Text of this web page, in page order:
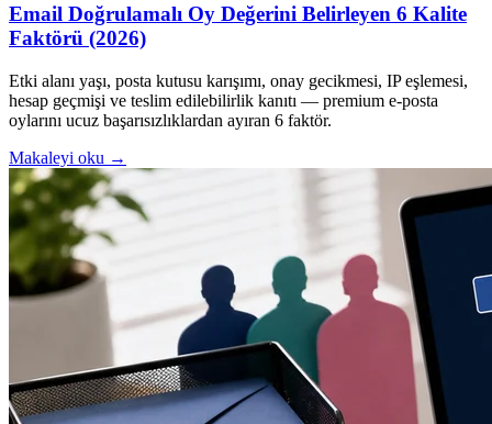
Email Doğrulamalı Oy Değerini Belirleyen 6 Kalite
Faktörü (2026)
Etki alanı yaşı, posta kutusu karışımı, onay gecikmesi, IP eşlemesi,
hesap geçmişi ve teslim edilebilirlik kanıtı — premium e-posta
oylarını ucuz başarısızlıklardan ayıran 6 faktör.
Makaleyi oku →